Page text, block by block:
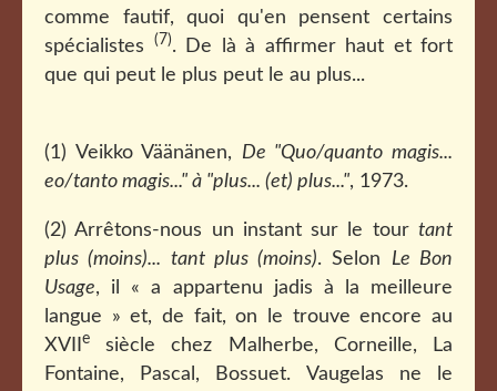
comme fautif, quoi qu'en pensent certains
spécialistes
(7). De là à affirmer haut et fort
que qui peut le plus peut le au plus...
(1) Veikko Väänänen, De "Quo/quanto magis...
eo/tanto magis..." à "plus... (et) plus...", 1973.
(2) Arrêtons-nous un instant sur le tour tant
plus (moins)... tant plus (moins). Selon Le Bon
Usage, il « a appartenu jadis à la meilleure
langue » et, de fait, on le trouve encore au
XVII
e
siècle chez Malherbe, Corneille, La
Fontaine, Pascal, Bossuet. Vaugelas ne le